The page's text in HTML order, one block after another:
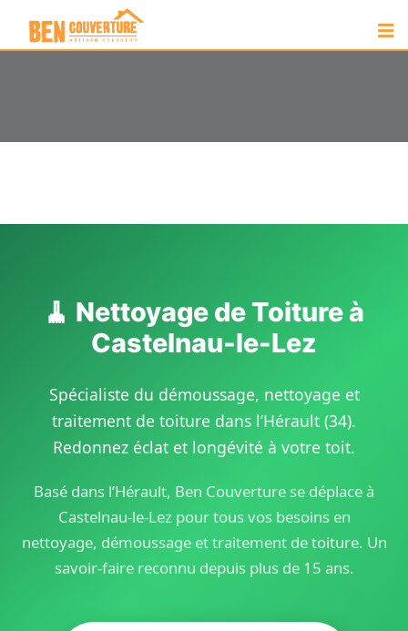
🧹 Nettoyage de Toiture à
Castelnau-le-Lez
Spécialiste du démoussage, nettoyage et
traitement de toiture dans l’Hérault (34).
Redonnez éclat et longévité à votre toit.
Basé dans l’Hérault, Ben Couverture se déplace à
Castelnau-le-Lez pour tous vos besoins en
nettoyage, démoussage et traitement de toiture. Un
savoir-faire reconnu depuis plus de 15 ans.